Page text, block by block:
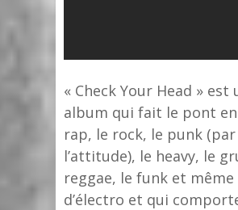
« Check Your Head » est
album qui fait le pont
rap, le rock, le punk (par
l’attitude), le heavy, le
reggae, le funk et même
d’électro et qui